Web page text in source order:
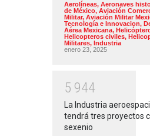
Aerolíneas, Aeronaves
de México, Aviación
Militar, Aviación Militar
Tecnología e Innovacion,
Aérea Mexicana,
Helicopteros civiles,
Militares, Industria
enero 23, 2025
5 944
La Industria
tendrá tres proyectos
sexenio